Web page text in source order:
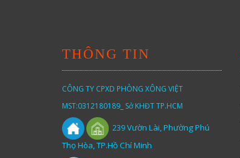
THÔNG TIN
CÔNG TY CPXD PHÒNG XÔNG VIỆT
MST:0312180189_ Sở KHĐT TP.HCM
239Vườn Lài,Phường Phú
Thọ Hòa, TP.Hồ Chí Minh